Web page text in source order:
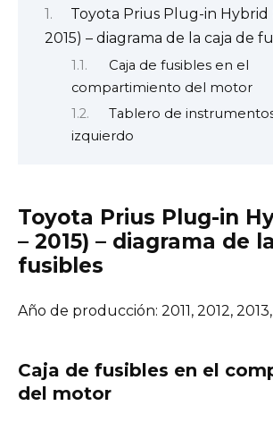
Toyota Prius Plug-in Hybrid
2015) – diagrama de la caja de
Caja de fusibles en el
compartimiento del motor
Tablero de
izquierdo
Toyota Prius Plug-in
– 2015) – diagrama de
fusibles
Año de producción: 2011, 2012, 2013,
Caja de fusibles en el
del motor